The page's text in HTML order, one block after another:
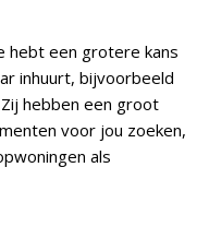
hebt een grotere kans
inhuurt, bijvoorbeeld
hebben een groot
voor jou zoeken,
als